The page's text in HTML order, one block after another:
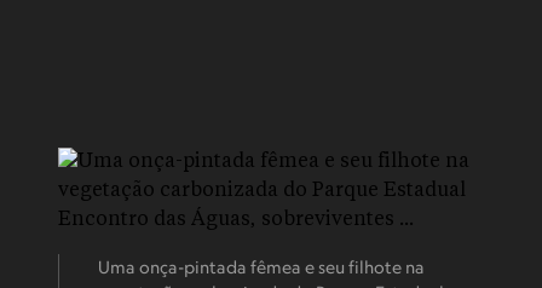
Uma onça-pintada fêmea e seu filhote na